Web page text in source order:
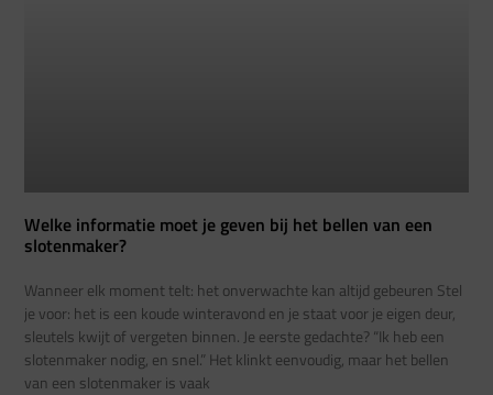
Welke informatie moet je geven bij het bellen van een
slotenmaker?
Wanneer elk moment telt: het onverwachte kan altijd gebeuren Stel
je voor: het is een koude winteravond en je staat voor je eigen deur,
sleutels kwijt of vergeten binnen. Je eerste gedachte? “Ik heb een
slotenmaker nodig, en snel.” Het klinkt eenvoudig, maar het bellen
van een slotenmaker is vaak